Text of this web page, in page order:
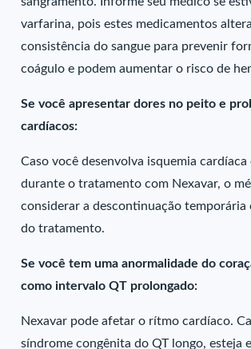
varfarina, pois estes medicamentos
consistência do sangue para prevenir
coágulo e podem aumentar o risco de
Se você apresentar dores no peito e
cardíacos:
Caso você desenvolva isquemia
durante o tratamento com Nexavar, o
considerar a descontinuação temporária
do tratamento.
Se você tem uma anormalidade do
como intervalo QT prolongado:
Nexavar pode afetar o rítmo cardíaco.
síndrome congênita do QT longo, esteja